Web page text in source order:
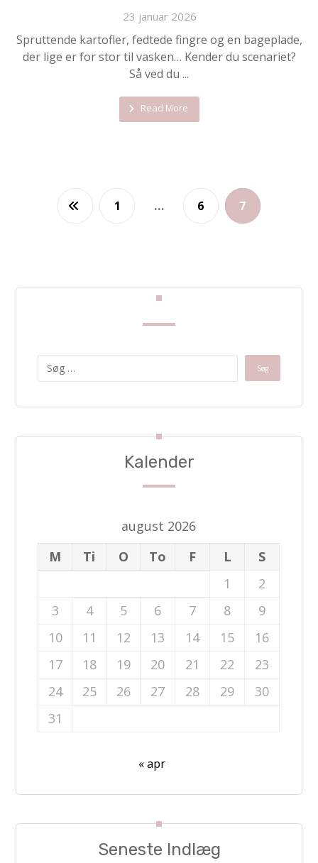
23 januar 2026
Spruttende kartofler, fedtede fingre og en bageplade,
der lige er for stor til vasken… Kender du scenariet?
Så ved du ...
Read More
1 … 6 7
Kalender
august 2026
M
Ti O To F L
S
1
2
3
4 5 6 7 8
9
10
11 12 13 14 15
16
17
18 19 20 21 22
23
24
25 26 27 28 29
30
31
« apr
Seneste Indlæg